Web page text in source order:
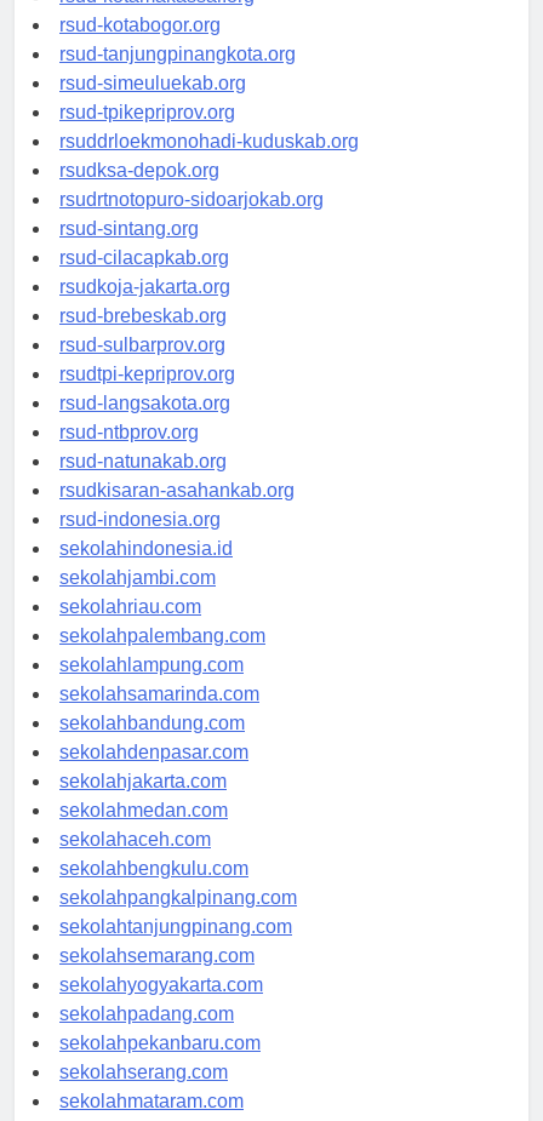
rsud-kotamakassar.org
rsud-kotabogor.org
rsud-tanjungpinangkota.org
rsud-simeuluekab.org
rsud-tpikepriprov.org
rsuddrloekmonohadi-kuduskab.org
rsudksa-depok.org
rsudrtnotopuro-sidoarjokab.org
rsud-sintang.org
rsud-cilacapkab.org
rsudkoja-jakarta.org
rsud-brebeskab.org
rsud-sulbarprov.org
rsudtpi-kepriprov.org
rsud-langsakota.org
rsud-ntbprov.org
rsud-natunakab.org
rsudkisaran-asahankab.org
rsud-indonesia.org
sekolahindonesia.id
sekolahjambi.com
sekolahriau.com
sekolahpalembang.com
sekolahlampung.com
sekolahsamarinda.com
sekolahbandung.com
sekolahdenpasar.com
sekolahjakarta.com
sekolahmedan.com
sekolahaceh.com
sekolahbengkulu.com
sekolahpangkalpinang.com
sekolahtanjungpinang.com
sekolahsemarang.com
sekolahyogyakarta.com
sekolahpadang.com
sekolahpekanbaru.com
sekolahserang.com